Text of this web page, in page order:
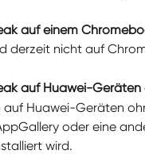
auf einem
derzeit nicht auf
auf Huawei-
Huawei-Geräten
oder eine
wird.